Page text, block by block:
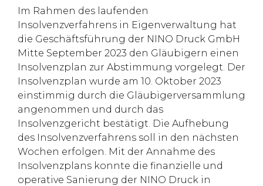
Im Rahmen des laufenden
Insolvenzverfahrens in Eigenverwaltung hat
die Geschäftsführung der NINO Druck GmbH
Mitte September 2023 den Gläubigern einen
Insolvenzplan zur Abstimmung vorgelegt. Der
Insolvenzplan wurde am 10. Oktober 2023
einstimmig durch die Gläubigerversammlung
angenommen und durch das
Insolvenzgericht bestätigt. Die Aufhebung
des Insolvenzverfahrens soll in den nächsten
Wochen erfolgen. Mit der Annahme des
Insolvenzplans konnte die finanzielle und
operative Sanierung der NINO Druck in